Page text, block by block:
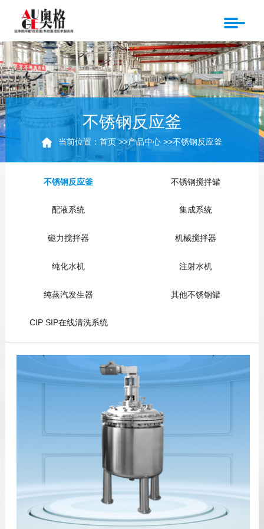
不锈钢反应釜
当前位置：首页>>产品中心 >>不锈钢反应釜
不锈钢反应釜 不锈钢搅拌罐
配液系统 集成系统
磁力搅拌器 机械搅拌器
纯化水机 注射水机
纯蒸汽发生器 其他不锈钢罐
CIP SIP在线清洗系统